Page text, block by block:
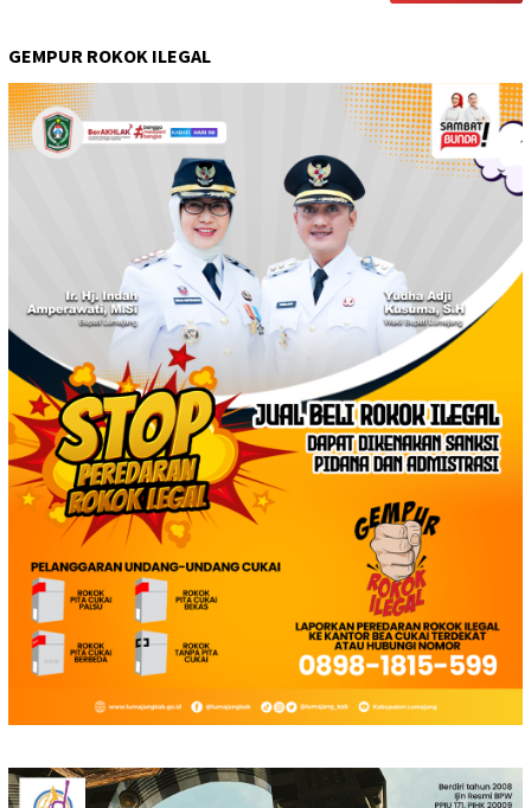
GEMPUR ROKOK ILEGAL